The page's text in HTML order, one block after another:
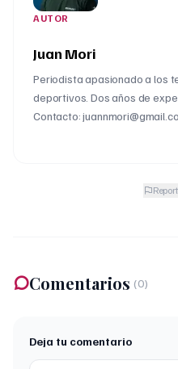
AUTOR
Juan Mori
Periodista apasionado a los
deportivos. Dos años de
Contacto:
Comentarios (0)
Deja tu comentario